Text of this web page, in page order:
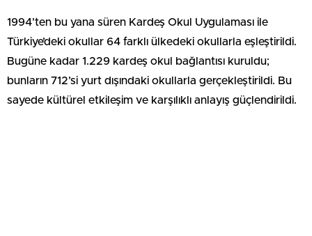
1994’ten bu yana süren Kardeş Okul Uygulaması ile
Türkiye’deki okullar 64 farklı ülkedeki okullarla eşleştirildi.
Bugüne kadar 1.229 kardeş okul bağlantısı kuruldu;
bunların 712’si yurt dışındaki okullarla gerçekleştirildi. Bu
sayede kültürel etkileşim ve karşılıklı anlayış güçlendirildi.